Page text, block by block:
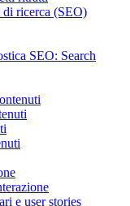
ricerca (SEO)
SEO: Search
e user stories